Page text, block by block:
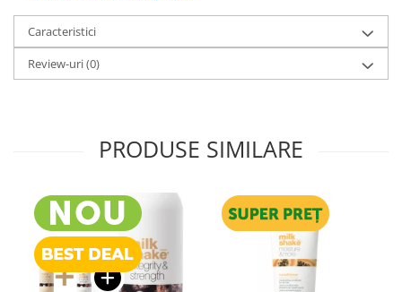
Caracteristici
Review-uri(0)
PRODUSE SIMILARE